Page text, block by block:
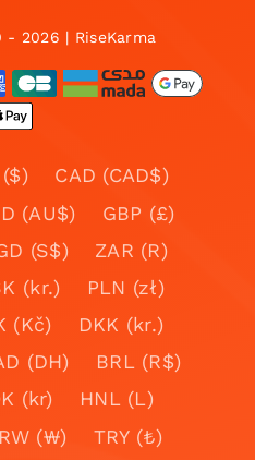
2026 | RiseKarma
CAD (CAD$)
(AU$)
GBP (£)
(S$)
ZAR (R)
(kr.)
PLN (zł)
(Kč)
DKK (kr.)
(DH)
BRL (R$)
(kr)
HNL (L)
(₩)
TRY (₺)